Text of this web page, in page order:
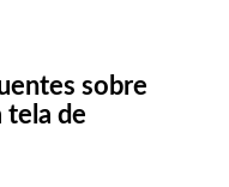
sobre
tela de